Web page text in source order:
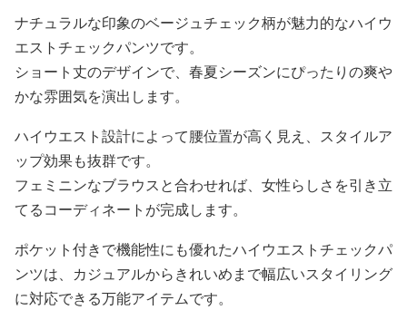
ナチュラルな印象のベージュチェック柄が魅力的なハイウ
エストチェックパンツです。
ショート丈のデザインで、春夏シーズンにぴったりの爽や
かな雰囲気を演出します。
ハイウエスト設計によって腰位置が高く見え、スタイルア
ップ効果も抜群です。
フェミニンなブラウスと合わせれば、女性らしさを引き立
てるコーディネートが完成します。
ポケット付きで機能性にも優れたハイウエストチェックパ
ンツは、カジュアルからきれいめまで幅広いスタイリング
に対応できる万能アイテムです。